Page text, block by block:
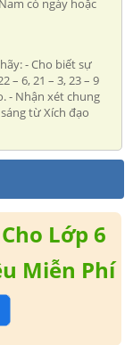
có ngày hoặc
- Cho biết sự
– 6, 21 – 3, 23 – 9
- Nhận xét chung
từ Xích đạo
Lớp 6
Miễn Phí